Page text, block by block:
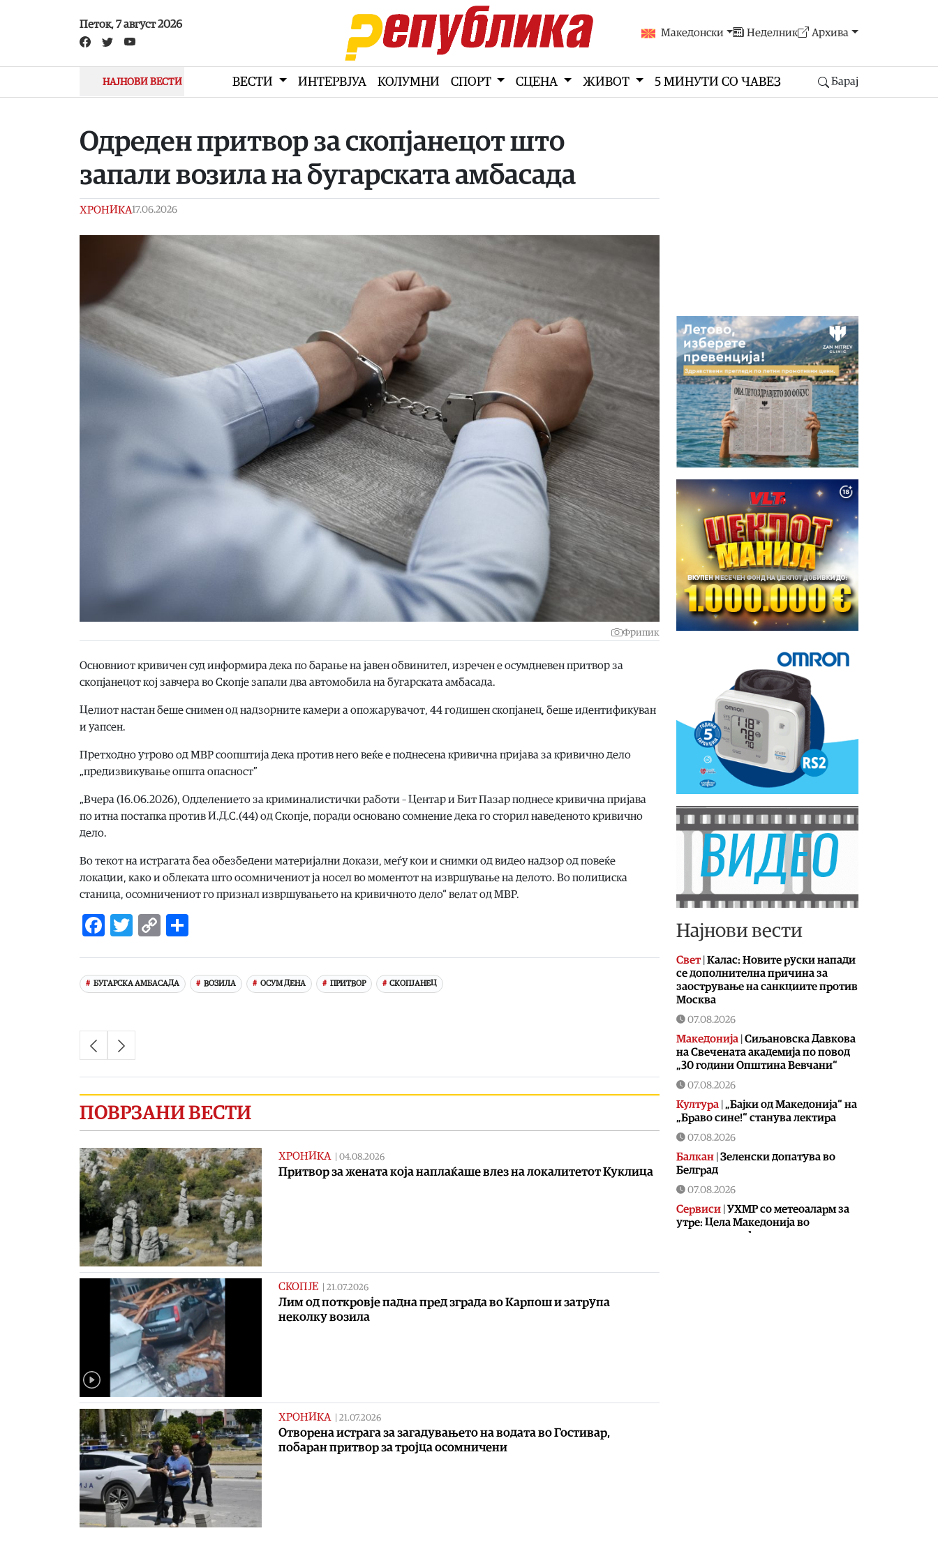
Петок, 7 август 2026
Македонски Неделник Архива
НАЈНОВИ ВЕСТИ ВЕСТИ ИНТЕРВЈУА КОЛУМНИ СПОРТ СЦЕНА ЖИВОТ 5 МИНУТИ СО ЧАВЕЗ Барај
Одреден притвор за скопјанецот што
запали возила на бугарската амбасада
ХРОНИКА17.06.2026
Фрипик
Основниот кривичен суд информира дека по барање на јавен обвинител, изречен е осумдневен притвор за
скопјанецот кој завчера во Скопје запали два автомобила на бугарската амбасада.
Целиот настан беше снимен од надзорните камери а опожарувачот, 44 годишен скопјанец, беше идентификуван
и уапсен.
Претходно утрово од МВР соопштија дека против него веќе е поднесена кривична пријава за кривично дело
„предизвикување општа опасност”
„Вчера (16.06.2026), Одделението за криминалистички работи – Центар и Бит Пазар поднесе кривична пријава
по итна постапка против И.Д.С.(44) од Скопје, поради основано сомнение дека го сторил наведеното кривично
дело.
Во текот на истрагата беа обезбедени материјални докази, меѓу кои и снимки од видео надзор од повеќе
локации, како и облеката што осомничениот ја носел во моментот на извршување на делото. Во полициска
станица, осомничениот го признал извршувањето на кривичното дело“ велат од МВР.
Facebook
Twitter
Copy
БУГАРСКА АМБАСАДА ВОЗИЛА ОСУМ ДЕНА ПРИТВОР СКОПЈАНЕЦ
ПОВРЗАНИ ВЕСТИ
ХРОНИКА | 04.08.2026
Притвор за жената која наплаќаше влез на локалитетот Куклица
СКОПЈЕ | 21.07.2026
Лим од поткровје падна пред зграда во Карпош и затрупа
неколку возила
ХРОНИКА | 21.07.2026
Отворена истрага за загадувањето на водата во Гостивар,
побаран притвор за тројца осомничени
Најнови вести
Свет| Калас: Новите руски напади
се дополнителна причина за
заострување на санкциите против
Москва
07.08.2026
Македонија | Сиљановска Давкова
на Свечената академија по повод
„30 години Општина Вевчани“
07.08.2026
Култура | „Бајки од Македонија“ на
„Браво сине!“ станува лектира
07.08.2026
Балкан | Зеленски допатува во
Белград
07.08.2026
Сервиси | УХМР со метеоаларм за
утре: Цела Македонија во
портокалова фаза